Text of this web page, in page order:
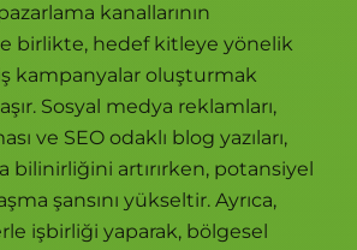
kanallarının
birlikte, hedef kitleye yönelik
kampanyalar oluşturmak
Sosyal medya reklamları,
ve SEO odaklı blog yazıları,
bilinirliğini artırırken, potansiyel
şansını yükseltir. Ayrıca,
işbirliği yaparak, bölgesel